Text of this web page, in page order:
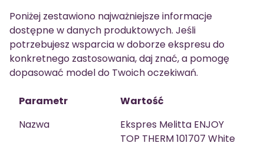
Poniżej zestawiono najważniejsze informacje
dostępne w danych produktowych. Jeśli
potrzebujesz wsparcia w doborze ekspresu do
konkretnego zastosowania, daj znać, a pomogę
dopasować model do Twoich oczekiwań.
Parametr
Wartość
Nazwa
Ekspres Melitta ENJOY
TOP THERM 101707 White